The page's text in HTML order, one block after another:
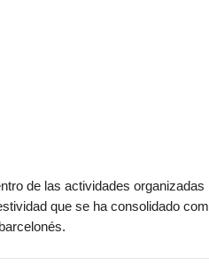
de las actividades organizadas
que se ha consolidado